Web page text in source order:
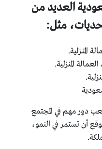
العديد من
مثل:
المنزلية.
المنزلية.
لعب دور مهم في المجتمع
أن تستمر في النمو،